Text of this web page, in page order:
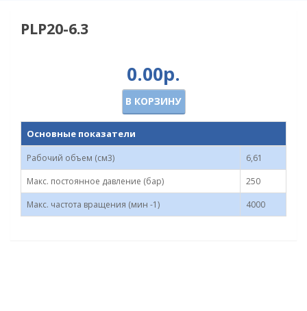
PLP20-6.3
0.00р.
В КОРЗИНУ
Основные показатели
Рабочий объем (см3)
6,61
Макс. постоянное давление (бар)
250
Макс. частота вращения (мин -1)
4000